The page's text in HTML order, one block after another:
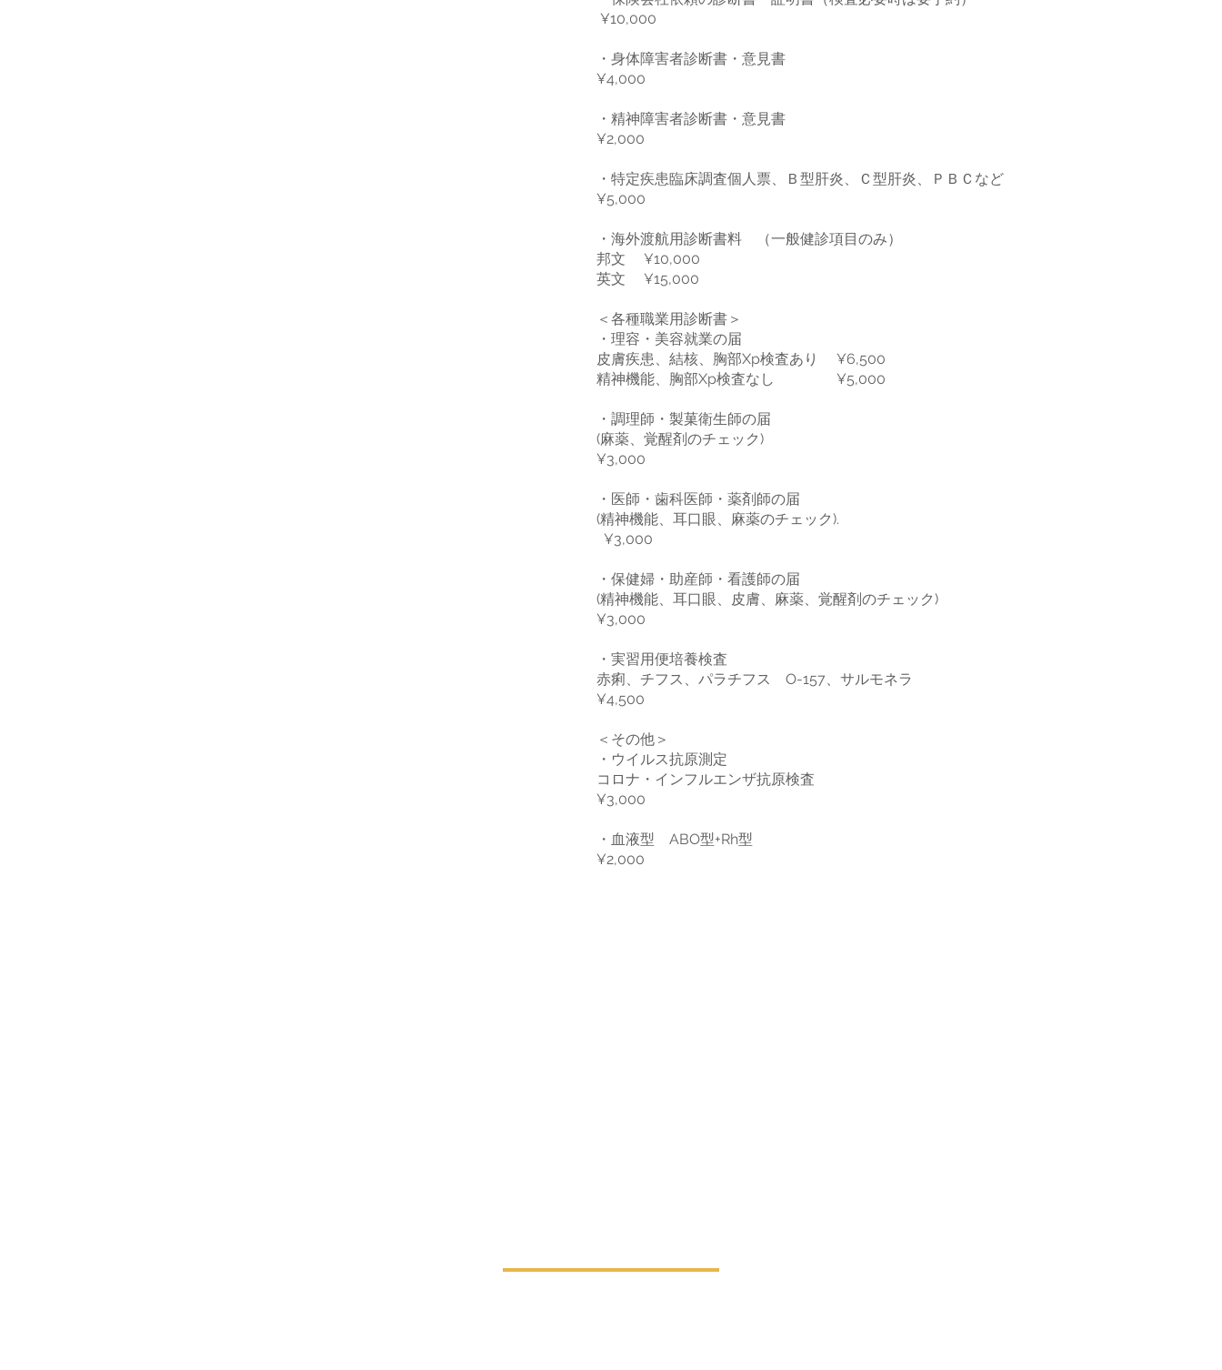
¥10,000
・身体障害者診断書・意見書
¥4,000
・精神障害者診断書・意見書
¥2,000
・特定疾患臨床調査個人票、Ｂ型肝炎、Ｃ型肝炎、ＰＢＣなど
¥5,000
・海外渡航用診断書料 （一般健診項目のみ）
邦文 ¥10,000
英文 ¥15,000
＜各種職業用診断書＞
・理容・美容就業の届
皮膚疾患、結核、胸部Xp検査あり ¥6,500
精神機能、胸部Xp検査なし ¥5,000
・調理師・製菓衛生師の届
(麻薬、覚醒剤のチェック)
¥3,000
・医師・歯科医師・薬剤師の届
(精神機能、耳口眼、麻薬のチェック).
¥3,000
・保健婦・助産師・看護師の届
(精神機能、耳口眼、皮膚、麻薬、覚醒剤のチェック)
¥3,000
・実習用便培養検査
赤痢、チフス、パラチフス O-157、サルモネラ
¥4,500
＜その他＞
・ウイルス抗原測定
コロナ・インフルエンザ抗原検査
¥3,000
・血液型 ABO型+Rh型
¥2,000